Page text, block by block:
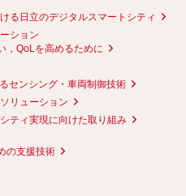
る日立のデジタルスマートシティ
ション
，QoLを高めるために
センシング・車両制御技術
リューション
ティ実現に向けた取り組み
の支援技術